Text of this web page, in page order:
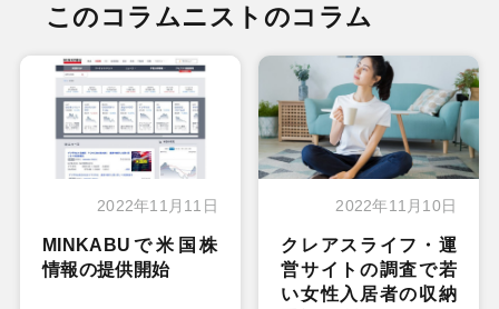
このコラムニストのコラム
2022年11月11日
MINKABUで米国株
情報の提供開始
2022年11月10日
クレアスライフ・運
営サイトの調査で若
い女性入居者の収納